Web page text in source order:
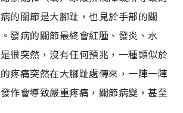
的關節是大腳趾，也見於手部的關
發病的關節最終會紅腫、發炎、水
很突然，沒有任何預兆，一種類似於
疼痛突然在大腳趾處傳來，一陣一陣
作會導致嚴重疼痛，關節病變，甚至